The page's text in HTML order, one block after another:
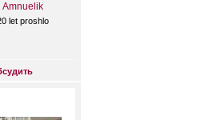
Amnuelik
let proshlo